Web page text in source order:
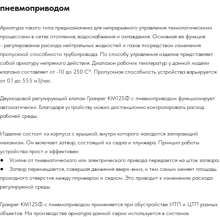
пневмоприводом
Арматура такого типа предназначена для непрерывного управления технологическими
процессами в сетях отопления, водоснабжения и охлаждения. Основная ее функция
- регулирование расхода нейтральных жидкостей и газов посредством изменения
пропускной способности трубопровода. По способу управления изделие представляет
собой арматуру непрямого действия. Диапазон рабочих температур у данной модели
клапана составляет от -10 до 250 C°. Пропускная способность устройства варьируется
от 0.1 до 555 м3/час.
Двухходовой регулирующий клапан Гранрег КМ125Ф с пневмоприводом функционирует
автоматически. Благодаря устройству можно дистанционно контролировать расход
рабочей среды.
Изделие состоит из корпуса с крышкой, внутри которого находится запирающий
механизм. Он включает затвор, состоящий из седла и плунжера. Принцип работы
устройства прост и эффективен:
● Усилие от пневматического или электрического привода передается на шток затвора.
● Затвор перемещается, совершая движения вверх-вниз, и тем самым меняет площадь
проходного отверстия между плунжером и седлом. Это приводит к изменению расхода
регулируемой среды.
Гранрег КМ125Ф с пневмоприводом применяется при обустройстве ИТП и ЦТП разных
объектов. На производстве арматура данной серии используется в системах